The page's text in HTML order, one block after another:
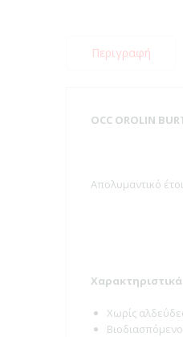
Περιγραφή
OCC OROLIN
Απολυμαντικό
Χαρακτηριστικά
Χωρίς
Βιοδιασπόμενο